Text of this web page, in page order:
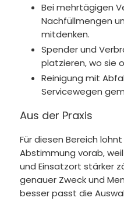
Bei mehrtägigen
Nachfüllmengen
mitdenken.
Spender und
platzieren, wo sie
Reinigung mit
Servicewegen
Aus der Praxis
Für diesen Bereich
Abstimmung vorab,
und Einsatzort stärker
genauer Zweck und
besser passt die